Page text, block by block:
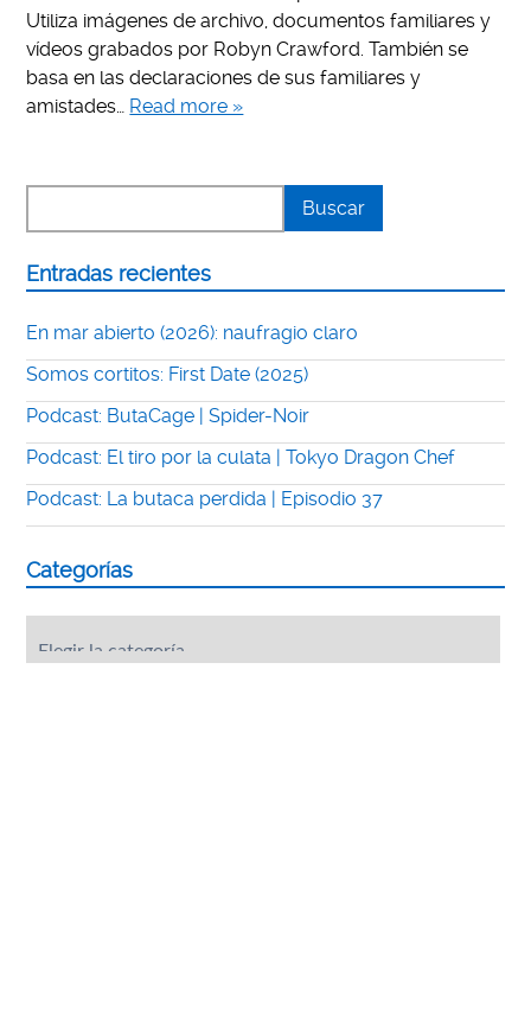
Utiliza imágenes de archivo, documentos familiares y
vídeos grabados por Robyn Crawford. También se
basa en las declaraciones de sus familiares y
amistades… Read more »
Entradas recientes
En mar abierto (2026): naufragio claro
Somos cortitos: First Date (2025)
Podcast: ButaCage | Spider-Noir
Podcast: El tiro por la culata | Tokyo Dragon Chef
Podcast: La butaca perdida | Episodio 37
Categorías